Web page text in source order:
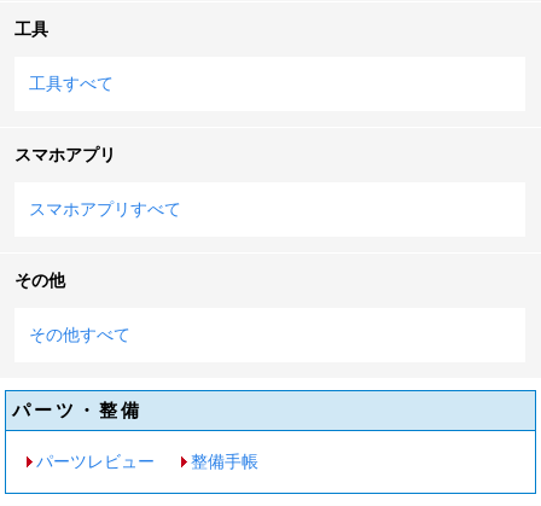
工具
工具すべて
スマホアプリ
スマホアプリすべて
その他
その他すべて
パーツ・整備
パーツレビュー 整備手帳